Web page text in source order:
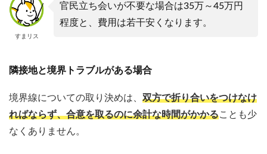
すまリス
官民立ち会いが不要な場合は35万～45万円
程度と、費用は若干安くなります。
隣接地と境界トラブルがある場合
境界線についての取り決めは、 双方で折り合いをつけなけ
ればならず、合意を取るのに余計な時間がかかることも少
なくありません。